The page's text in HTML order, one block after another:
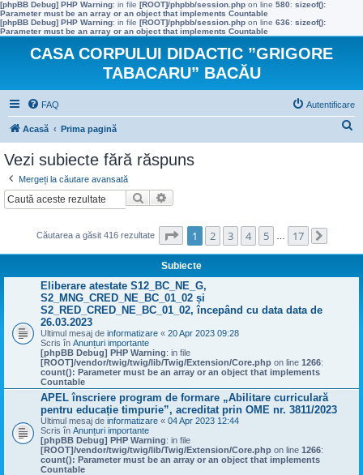
[phpBB Debug] PHP Warning: in file [ROOT]/phpbb/session.php on line 580: sizeof():
Parameter must be an array or an object that implements Countable
[phpBB Debug] PHP Warning: in file [ROOT]/phpbb/session.php on line 636: sizeof():
Parameter must be an array or an object that implements Countable
CASA CORPULUI DIDACTIC ”GRIGORE
TABACARU” BACĂU
FAQ Autentificare
Acasă Prima pagină
Vezi subiecte fără răspuns
Mergeți la căutare avansată
Căutare
Căutarea a găsit 416 rezultate Pagina1 din 17
1 2 3 4 5 17
Subiecte
Eliberare atestate S12_BC_NE_G,
S2_MNG_CRED_NE_BC_01_02 și
S2_RED_CRED_NE_BC_01_02, începând cu data data de
26.03.2023
Ultimul mesaj de informatizare « 20 Apr 2023 09:28
Scris în Anunțuri importante
[phpBB Debug] PHP Warning: in file
[ROOT]/vendor/twig/twig/lib/Twig/Extension/Core.php on line 1266:
count(): Parameter must be an array or an object that implements
Countable
APEL înscriere program de formare „Abilitare curriculară
pentru educație timpurie”, acreditat prin OME nr. 3811/2023
Ultimul mesaj de informatizare « 04 Apr 2023 12:44
Scris în Anunțuri importante
[phpBB Debug] PHP Warning: in file
[ROOT]/vendor/twig/twig/lib/Twig/Extension/Core.php on line 1266:
count(): Parameter must be an array or an object that implements
Countable